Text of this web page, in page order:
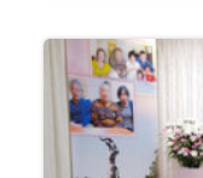
い訪問相談員
された故人様
らない人でも
い性格は、周
た。